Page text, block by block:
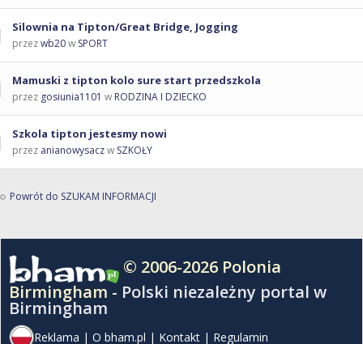
Silownia na Tipton/Great Bridge, Jogging
przezwb20w SPORT
Mamuski z tipton kolo sure start przedszkola
przez gosiunia1101 w RODZINA I DZIECKO
Szkola tipton jestesmy nowi
przez anianowysaczw SZKOŁY
Powrót do SZUKAM INFORMACJI
© 2006-2026 Polonia
Birmingham - Polski niezależny portal w
Birmingham
Reklama | O bham.pl | Kontakt | Regulamin